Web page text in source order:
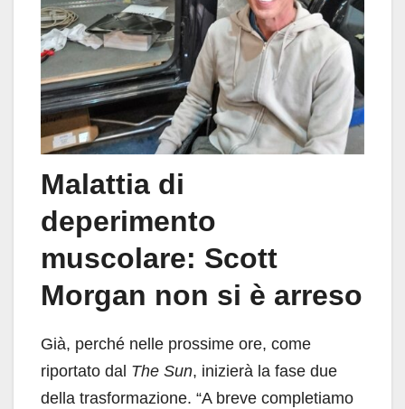
Malattia di
deperimento
muscolare: Scott
Morgan non si è arreso
Già, perché nelle prossime ore, come
riportato dal The Sun, inizierà la fase due
della trasformazione. “A breve completiamo